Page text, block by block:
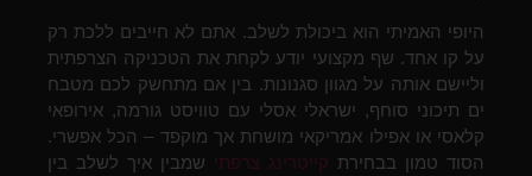
היופי האמיתי הוא ביכולת לשלב. אתם לא חייבים ללכת רק
על קו אחד. שף מקצועי יודע לקחת את הטכניקה הצרפתית
וליישם אותה על מגוון סגנונות. בין אם מתחשק לכם מטבח
ים תיכוני סוחף, ישראלי אסלי עם טוויסט גורמה, אירופאי
קלאסי או אפילו אמריקאי מושחת אך מוקפד – הכל אפשרי.
הסוד טמון בבחירת קייטרינג צרפתי
שמבין איך לשלב בין